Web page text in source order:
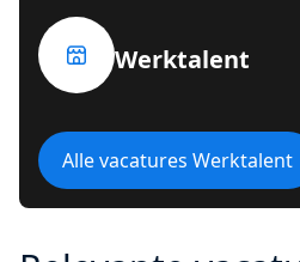
Werktalent
Alle vacatures Werktalent